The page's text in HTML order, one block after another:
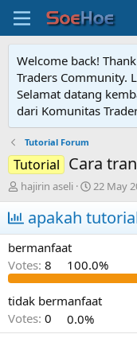
Welcome back!
Traders Community.
Selamat datang
dari Komunitas
Tutorial Forum
Tutorial Cara
T
h
r
e
a
d
s
t
a
r
hajirin aseli
S
t
a
r
a
t
e
22 May
apakah
bermanfaat
Votes: 8 100.0%
tidak bermanfaat
Votes: 0 0.0%